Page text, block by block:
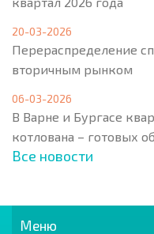
20-03-2026
Перераспределение
вторичным рынком
06-03-2026
В Варне и Бургасе
котлована – готовых
Все новости
Меню